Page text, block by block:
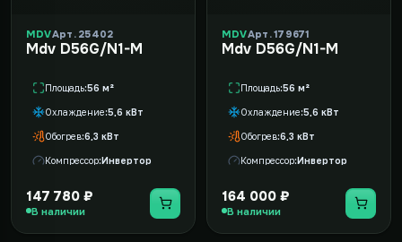
MDVАрт. 25402
Mdv D56G/N1-M
Площадь 56 м²
Охлаждение 5,6 кВт
Обогрев 6,3 кВт
Компрессор Инвертор
147 780 ₽
В наличии
MDVАрт. 179671
Mdv D56G/N1-M
Площадь 56 м²
Охлаждение 5,6 кВт
Обогрев 6,3 кВт
Компрессор Инвертор
164 000 ₽
В наличии